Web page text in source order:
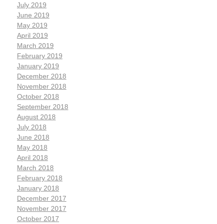
July 2019
June 2019
May 2019
April 2019
March 2019
February 2019
January 2019
December 2018
November 2018
October 2018
September 2018
August 2018
July 2018
June 2018
May 2018
April 2018
March 2018
February 2018
January 2018
December 2017
November 2017
October 2017